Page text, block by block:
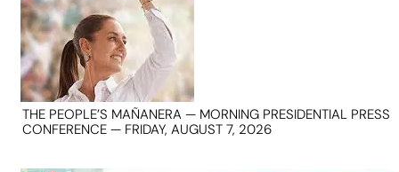
THE PEOPLE’S MAÑANERA — MORNING PRESIDENTIAL PRESS
CONFERENCE — FRIDAY, AUGUST 7, 2026